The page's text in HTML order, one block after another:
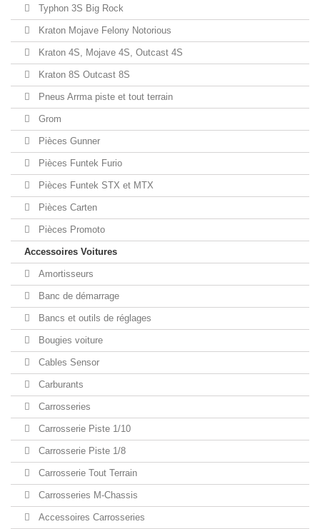
Typhon 3S Big Rock
Kraton Mojave Felony Notorious
Kraton 4S, Mojave 4S, Outcast 4S
Kraton 8S Outcast 8S
Pneus Arrma piste et tout terrain
Grom
Pièces Gunner
Pièces Funtek Furio
Pièces Funtek STX et MTX
Pièces Carten
Pièces Promoto
Accessoires Voitures
Amortisseurs
Banc de démarrage
Bancs et outils de réglages
Bougies voiture
Cables Sensor
Carburants
Carrosseries
Carrosserie Piste 1/10
Carrosserie Piste 1/8
Carrosserie Tout Terrain
Carrosseries M-Chassis
Accessoires Carrosseries